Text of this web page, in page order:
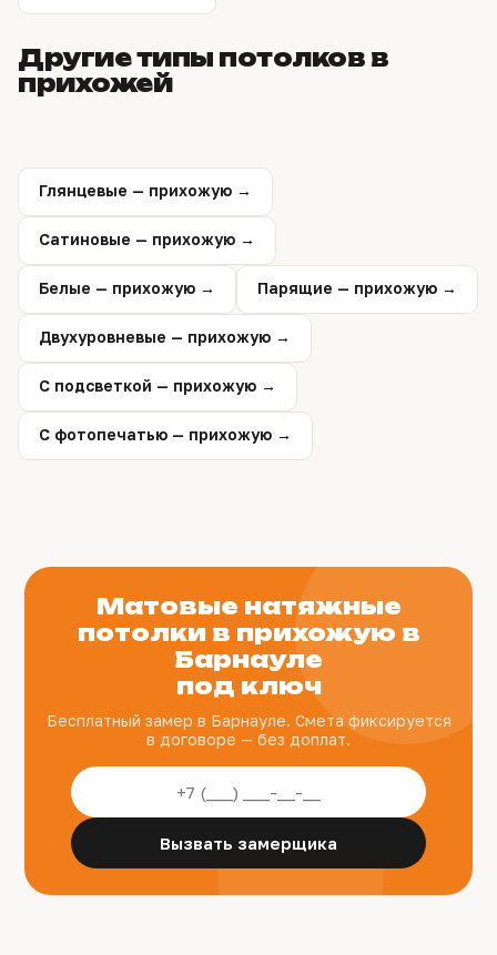
Другие типы потолков в
прихожей
Глянцевые — прихожую →
Сатиновые — прихожую →
Белые — прихожую → Парящие — прихожую →
Двухуровневые — прихожую →
С подсветкой — прихожую →
С фотопечатью — прихожую →
Матовые натяжные
потолки в прихожую в
Барнауле
под ключ
Бесплатный замер в Барнауле. Смета фиксируется
в договоре — без доплат.
Вызвать замерщика